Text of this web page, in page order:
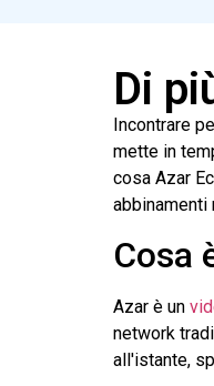
Di
Incontrare
mette in
cosa Azar
Cosa
Azar è un
network
all'istante,